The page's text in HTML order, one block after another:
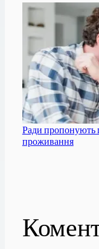
Ради пропонують
проживання